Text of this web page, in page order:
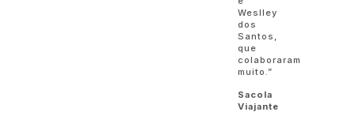
Weslley
dos
Santos,
que
colaboraram
muito.”
Sacola
Viajante